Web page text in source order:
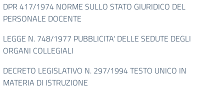
DPR 417/1974 NORME SULLO STATO GIURIDICO DEL
PERSONALE DOCENTE
LEGGE N. 748/1977 PUBBLICITA' DELLE SEDUTE DEGLI
ORGANI COLLEGIALI
DECRETO LEGISLATIVO N. 297/1994 TESTO UNICO IN
MATERIA DI ISTRUZIONE